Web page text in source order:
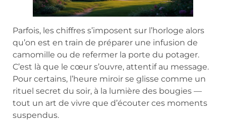
Parfois, les chiffres s’imposent sur l’horloge alors
qu’on est en train de préparer une infusion de
camomille ou de refermer la porte du potager.
C’est là que le cœur s’ouvre, attentif au message.
Pour certains, l’heure miroir se glisse comme un
rituel secret du soir, à la lumière des bougies —
tout un art de vivre que d’écouter ces moments
suspendus.